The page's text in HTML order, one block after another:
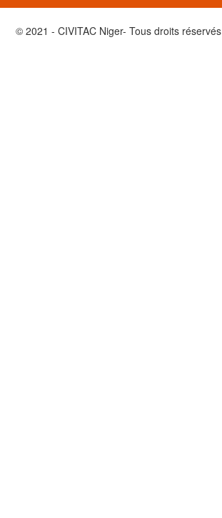
© 2021 - CIVITAC Niger- Tous droits réservés